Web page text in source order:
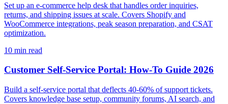
Set up an e-commerce help desk that handles order inquiries,
returns, and shipping issues at scale. Covers Shopify and
WooCommerce integrations, peak season preparation, and CSAT
optimization.
10 min read
Customer Self-Service Portal: How-To Guide 2026
Build a self-service portal that deflects 40-60% of support tickets.
Covers knowledge base setup, community forums, AI search, and